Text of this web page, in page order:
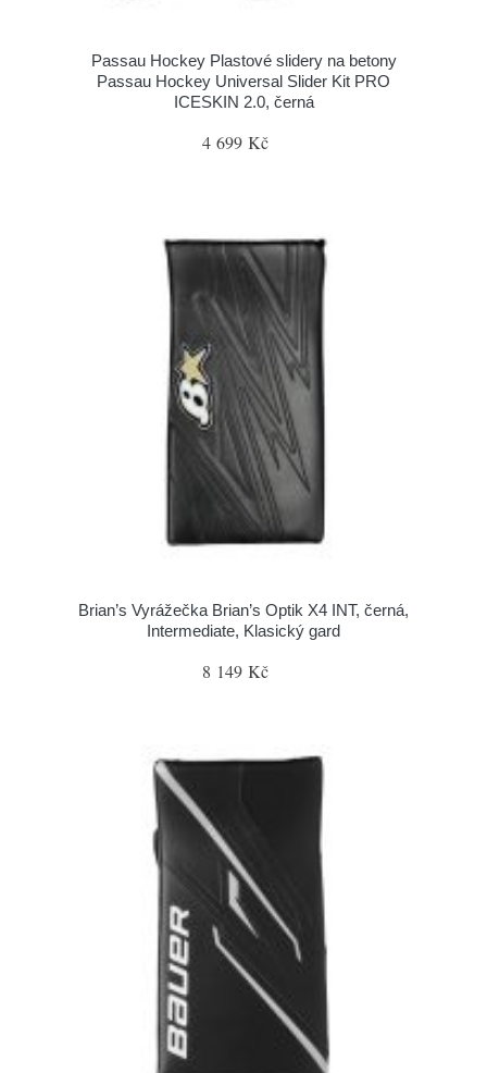
Passau Hockey Plastové slidery na betony
Passau Hockey Universal Slider Kit PRO
ICESKIN 2.0, černá
4 699 Kč
Brian’s Vyrážečka Brian’s Optik X4 INT, černá,
Intermediate, Klasický gard
8 149 Kč